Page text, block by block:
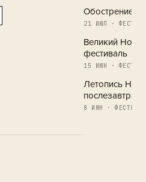
Обострение в
21 ИЮЛ ·
Великий
фестиваль
15 ИЮН ·
Летопись
послезавтра
8 ИЮН ·